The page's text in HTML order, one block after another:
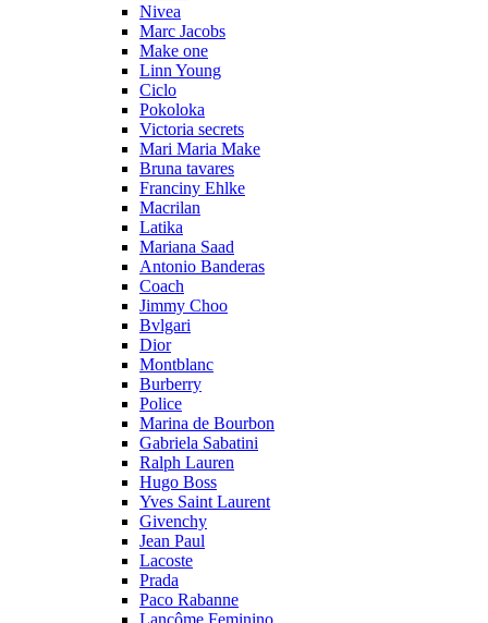
Nivea
Marc Jacobs
Make one
Linn Young
Ciclo
Pokoloka
Victoria secrets
Mari Maria Make
Bruna tavares
Franciny Ehlke
Macrilan
Latika
Mariana Saad
Antonio Banderas
Coach
Jimmy Choo
Bvlgari
Dior
Montblanc
Burberry
Police
Marina de Bourbon
Gabriela Sabatini
Ralph Lauren
Hugo Boss
Yves Saint Laurent
Givenchy
Jean Paul
Lacoste
Prada
Paco Rabanne
Lancôme Feminino